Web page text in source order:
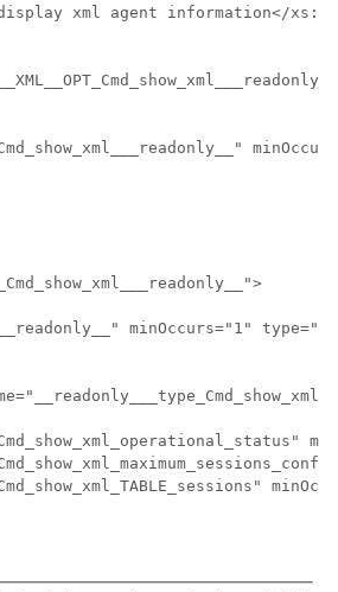
xml agent information</
minOccurs="1"